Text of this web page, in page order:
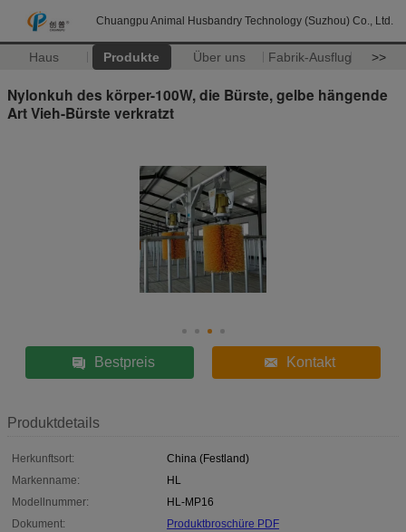
Chuangpu Animal Husbandry Technology (Suzhou) Co., Ltd.
Haus Produkte Über uns Fabrik-Ausflug >>
Nylonkuh des körper-100W, die Bürste, gelbe hängende
Art Vieh-Bürste verkratzt
Bestpreis Kontakt
Produktdetails
Herkunftsort:
China (Festland)
Markenname:
HL
Modellnummer:
HL-MP16
Dokument:
Produktbroschüre PDF